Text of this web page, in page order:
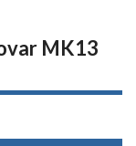
MK13